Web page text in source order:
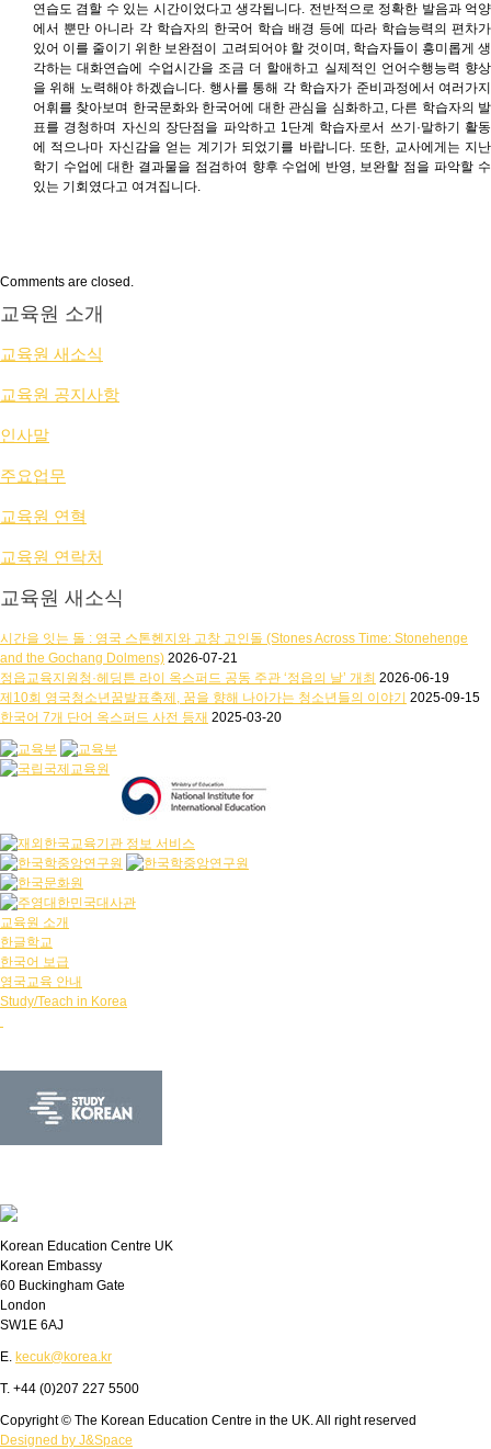
연습도 겸할 수 있는 시간이었다고 생각됩니다. 전반적으로 정확한 발음과 억양
에서 뿐만 아니라 각 학습자의 한국어 학습 배경 등에 따라 학습능력의 편차가
있어 이를 줄이기 위한 보완점이 고려되어야 할 것이며, 학습자들이 흥미롭게 생
각하는 대화연습에 수업시간을 조금 더 할애하고 실제적인 언어수행능력 향상
을 위해 노력해야 하겠습니다. 행사를 통해 각 학습자가 준비과정에서 여러가지
어휘를 찾아보며 한국문화와 한국어에 대한 관심을 심화하고, 다른 학습자의 발
표를 경청하며 자신의 장단점을 파악하고 1단계 학습자로서 쓰기·말하기 활동
에 적으나마 자신감을 얻는 계기가 되었기를 바랍니다. 또한, 교사에게는 지난
학기 수업에 대한 결과물을 점검하여 향후 수업에 반영, 보완할 점을 파악할 수
있는 기회였다고 여겨집니다.
Comments are closed.
교육원 소개
교육원 새소식
교육원 공지사항
인사말
주요업무
교육원 연혁
교육원 연락처
교육원 새소식
시간을 잇는 돌 : 영국 스톤헨지와 고창 고인돌 (Stones Across Time: Stonehenge
and the Gochang Dolmens) 2026-07-21
정읍교육지원청·헤딩튼 라이 옥스퍼드 공동 주관 ‘정읍의 날’ 개최 2026-06-19
제10회 영국청소년꿈발표축제, 꿈을 향해 나아가는 청소년들의 이야기 2025-09-15
한국어 7개 단어 옥스퍼드 사전 등재 2025-03-20
교육원 소개
한글학교
한국어 보급
영국교육 안내
Study/Teach in Korea
Korean Education Centre UK
Korean Embassy
60 Buckingham Gate
London
SW1E 6AJ
E. kecuk@korea.kr
T. +44 (0)207 227 5500
Copyright © The Korean Education Centre in the UK. All right reserved
Designed by J&Space